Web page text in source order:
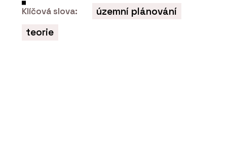
Klíčová slova:
územní plánování
teorie